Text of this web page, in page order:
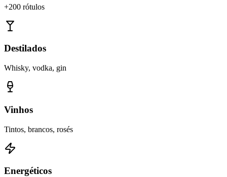
+200 rótulos
Destilados
Whisky, vodka, gin
Vinhos
Tintos, brancos, rosés
Energéticos